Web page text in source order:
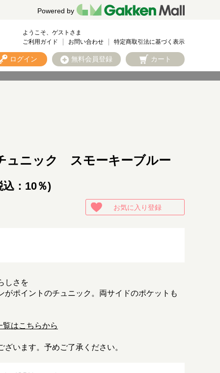
Powered by
ようこそ、ゲストさま
ご利用ガイド
お問い合わせ 特定商取引法に基づく表示
ログイン 無料会員登録 カート
ュニック スモーキーブルー
：10％)
お気に入り登録
しさを
ポイントのチュニック。両サイドのポケットも
はこちらから
います。予めご了承ください。